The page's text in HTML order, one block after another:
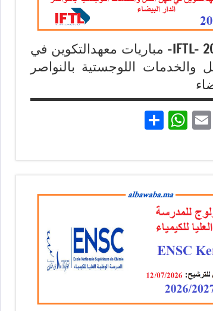
IFTL- 2026-2027- مباريات معهدالتكوين في
والخدمات اللوجستية بالنواصر
Twitter
Email
WhatsApp